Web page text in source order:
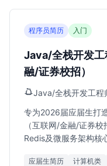
程序员简历 入门
Java/全栈开发
融/证券校招）
Java/全栈开发工程
专为2026届应届生打
（互联网/金融/证券
Redis及微服务架构核
应届生简历 计算机类